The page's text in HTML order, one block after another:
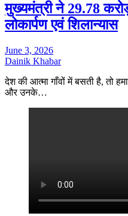
मुख्यमंत्री ने 29.78
लोकार्पण एवं शिलान्यास
June 3, 2026
Dainik Khabar
देश की आत्मा गाँवों में बसती है, तो
और उनके…